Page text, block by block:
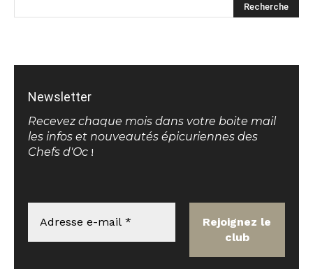
Newsletter
Recevez chaque mois dans votre boite mail
les infos et nouveautés épicuriennes des
Chefs d'Oc !